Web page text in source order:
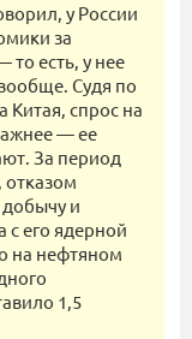
у России
за
есть, у нее
Судя по
Китая, спрос на
— ее
За период
и
его ядерной
на нефтяном
1,5